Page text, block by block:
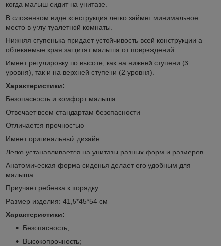
когда малыш сидит на унитазе.
В сложенном виде конструкция легко займет минимальное
место в углу туалетной комнаты.
Нижняя ступенька придает устойчивость всей конструкции а
обтекаемые края защитят малыша от повреждений.
Имеет регулировку по высоте, как на нижней ступени (3
уровня), так и на верхней ступени (2 уровня).
Характеристики:
Безопасность и комфорт малыша
Отвечает всем стандартам безопасности
Отличается прочностью
Имеет оригинальный дизайн
Легко устанавливается на унитазы разных форм и размеров
Анатомическая форма сиденья делает его удобным для
малыша
Приучает ребенка к порядку
Размер изделия: 41,5*45*54 см
Характеристики:
Безопасность;
Высокопрочность;